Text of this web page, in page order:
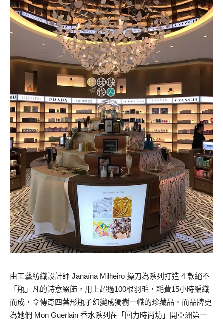
由工藝紡織設計師 Janaïna Milheiro 操刀為系列打造 4 款絕不
「瓶」凡的詩意綴飾，用上超過100根羽毛 ，耗費15小時編織
而成，令傳奇四葉形瓶子幻變成獨樹一幟的珍藏品。 而品牌更
為她們 Mon Guerlain 香水系列在「回力時尚坊」開亞洲第一